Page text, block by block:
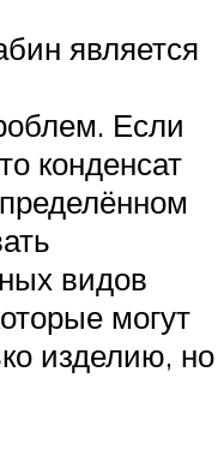
является
Если
конденсат
видов
могут
изделию, но